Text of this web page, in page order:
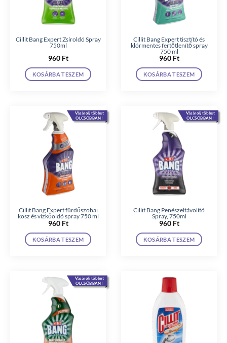
Cillit Bang Expert Zsíroldó Spray
750ml
960 Ft
KOSÁRBA TESZEM
Cillit Bang Expert tisztító és
klórmentes fertőtlenítő spray
750 ml
960 Ft
KOSÁRBA TESZEM
Vásárolj többet
OLCSÓBBAN!
Cillit Bang Expert fürdőszobai
kosz és vízkőoldó spray 750 ml
960 Ft
KOSÁRBA TESZEM
Vásárolj többet
OLCSÓBBAN!
Cillit Bang Penészeltávolító
Spray, 750ml
960 Ft
KOSÁRBA TESZEM
Vásárolj többet
OLCSÓBBAN!